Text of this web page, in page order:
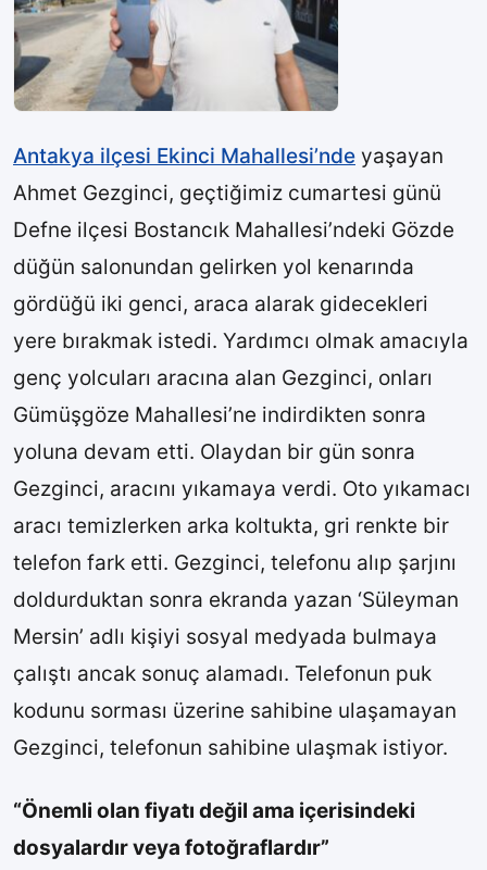
Antakya ilçesi Ekinci Mahallesi’nde yaşayan
Ahmet Gezginci, geçtiğimiz cumartesi günü
Defne ilçesi Bostancık Mahallesi’ndeki Gözde
düğün salonundan gelirken yol kenarında
gördüğü iki genci, araca alarak gidecekleri
yere bırakmak istedi. Yardımcı olmak amacıyla
genç yolcuları aracına alan Gezginci, onları
Gümüşgöze Mahallesi’ne indirdikten sonra
yoluna devam etti. Olaydan bir gün sonra
Gezginci, aracını yıkamaya verdi. Oto yıkamacı
aracı temizlerken arka koltukta, gri renkte bir
telefon fark etti. Gezginci, telefonu alıp şarjını
doldurduktan sonra ekranda yazan ‘Süleyman
Mersin’ adlı kişiyi sosyal medyada bulmaya
çalıştı ancak sonuç alamadı. Telefonun puk
kodunu sorması üzerine sahibine ulaşamayan
Gezginci, telefonun sahibine ulaşmak istiyor.
“Önemli olan fiyatı değil ama içerisindeki
dosyalardır veya fotoğraflardır”